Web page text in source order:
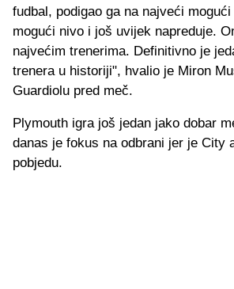
fudbal, podigao ga na najveći
mogući nivo i još uvijek napreduje.
najvećim trenerima. Definitivno je
trenera u historiji", hvalio je Miron
Guardiolu pred meč.
Plymouth igra još jedan jako dobar
danas je fokus na odbrani jer je City
pobjedu.